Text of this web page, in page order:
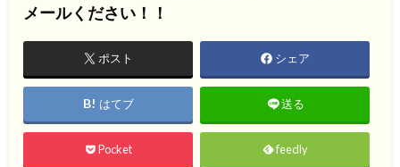
メールください！！
ポスト シェア
はてブ 送る
Pocket feedly